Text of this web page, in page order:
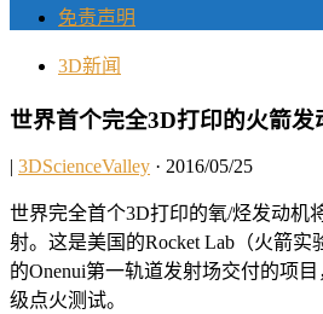
免责声明
3D新闻
世界首个完全3D打印的火箭
| 3DScienceValley · 2016/05/25
世界完全首个3D打印的氧/烃发动机
射。这是美国的Rocket Lab（火箭实
的Onenui第一轨道发射场交付的项
级点火测试。